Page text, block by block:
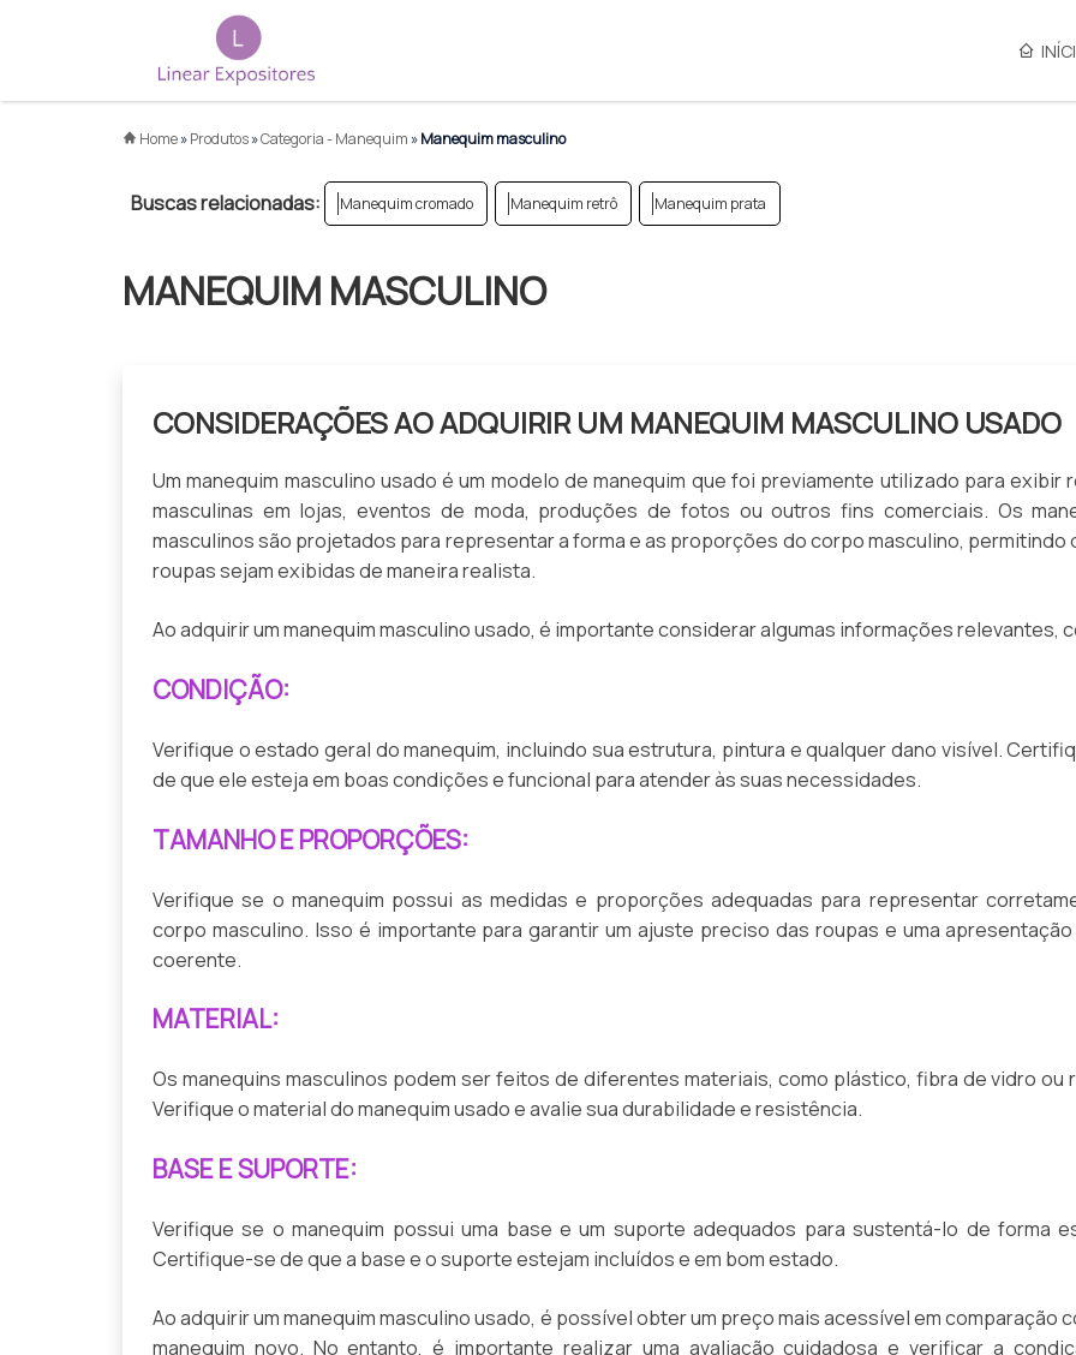
Home»Produtos»Categoria - Manequim »Manequim masculino
Buscas relacionadas: Manequim cromado Manequim retrô Manequim prata
MANEQUIM MASCULINO
CONSIDERAÇÕES AO ADQUIRIR UM MANEQUIM MASCULINO USADO
Um manequim masculino usado é um modelo de manequim que foi previamente utilizado para exibir
masculinas em lojas, eventos de moda, produções de fotos ou outros fins comerciais. Os
masculinos são projetados para representar a forma e as proporções do corpo masculino, permitindo
roupas sejam exibidas de maneira realista.
Ao adquirir um manequim masculino usado, é importante considerar algumas informações relevantes,
CONDIÇÃO:
Verifique o estado geral do manequim, incluindo sua estrutura, pintura e qualquer dano visível.
de que ele esteja em boas condições e funcional para atender às suas necessidades.
TAMANHO E PROPORÇÕES:
Verifique se o manequim possui as medidas e proporções adequadas para representar
corpo masculino. Isso é importante para garantir um ajuste preciso das roupas e uma apresentação
coerente.
MATERIAL:
Os manequins masculinos podem ser feitos de diferentes materiais, como plástico, fibra de vidro ou
Verifique o material do manequim usado e avalie sua durabilidade e resistência.
BASE E SUPORTE:
Verifique se o manequim possui uma base e um suporte adequados para sustentá-lo de forma
Certifique-se de que a base e o suporte estejam incluídos e em bom estado.
Ao adquirir um manequim masculino usado, é possível obter um preço mais acessível em comparação
manequim novo. No entanto, é importante realizar uma avaliação cuidadosa e verificar a